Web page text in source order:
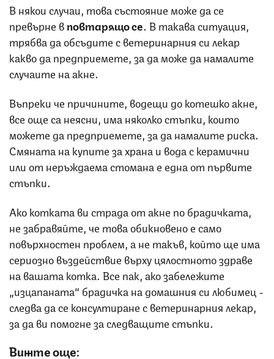
В някои случаи, това състояние може да се
превърне вповтарящо се. В такава ситуация,
трябва да обсъдите с ветеринарния си лекар
какво да предприемете, за да може да намалите
случаите на акне.
Въпреки че причините, водещи до котешко акне,
все още са неясни, има няколко стъпки, които
можете да предприемете, за да намалите риска.
Смяната на купите за храна и вода с керамични
или от неръждаема стомана е една от първите
стъпки.
Ако котката ви страда от акне по брадичката,
не забравяйте, че това обикновено е само
повърхностен проблем, а не такъв, който ще има
сериозно въздействие върху цялостното здраве
на вашата котка. Все пак, ако забележите
„изцапаната“ брадичка на домашния си любимец -
следва да се консултиране с ветеринарния лекар,
за да ви помогне за следващите стъпки.
Вижте още: